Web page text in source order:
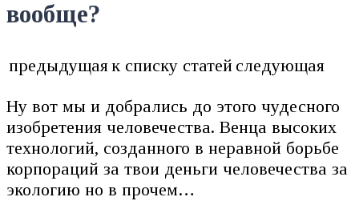
вообще?
предыдущаяк списку статей следующая
Ну вот мы и добрались до этого чудесного
изобретения человечества. Венца высоких
технологий, созданного в неравной борьбе
корпораций за твои деньги человечества за
экологию но в прочем…